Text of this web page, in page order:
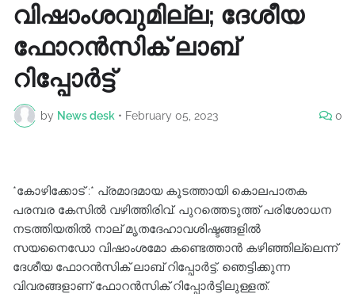
വിഷാംശവുമില്ല; ദേശീയ
ഫോറൻസിക് ലാബ്
റിപ്പോർട്ട്
by News desk • February 05, 2023 0
*കോഴിക്കോട് :* പ്രമാദമായ കൂടത്തായി കൊലപാതക
പരമ്പര കേസിൽ വഴിത്തിരിവ്. പുറത്തെടുത്ത് പരിശോധന
നടത്തിയതിൽ നാല് മൃതദേഹാവശിഷ്ടങ്ങളിൽ
സയനൈഡോ വിഷാംശമോ കണ്ടെത്താൻ കഴിഞ്ഞില്ലെന്ന്
ദേശീയ ഫോറൻസിക് ലാബ് റിപ്പോർട്ട്. ഞെട്ടിക്കുന്ന
വിവരങ്ങളാണ് ഫോറൻസിക് റിപ്പോർട്ടിലുള്ളത്.